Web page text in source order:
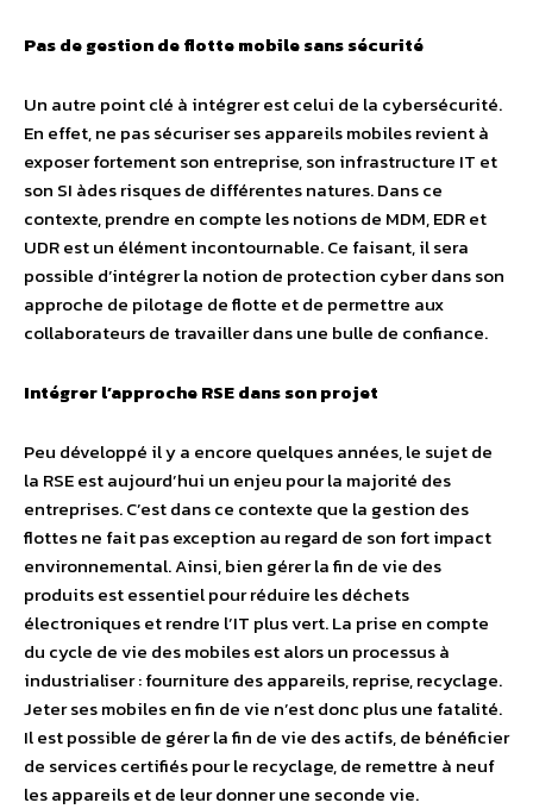
Pas de gestion de flotte mobile sans sécurité
Un autre point clé à intégrer est celui de la cybersécurité.
En effet, ne pas sécuriser ses appareils mobiles revient à
exposer fortement son entreprise, son infrastructure IT et
son SI àdes risques de différentes natures. Dans ce
contexte, prendre en compte les notions de MDM, EDR et
UDR est un élément incontournable. Ce faisant, il sera
possible d’intégrer la notion de protection cyber dans son
approche de pilotage de flotte et de permettre aux
collaborateurs de travailler dans une bulle de confiance.
Intégrer l’approche RSE dans son projet
Peu développé il y a encore quelques années, le sujet de
la RSE est aujourd’hui un enjeu pour la majorité des
entreprises. C’est dans ce contexte que la gestion des
flottes ne fait pas exception au regard de son fort impact
environnemental. Ainsi, bien gérer la fin de vie des
produits est essentiel pour réduire les déchets
électroniques et rendre l’IT plus vert. La prise en compte
du cycle de vie des mobiles est alors un processus à
industrialiser : fourniture des appareils, reprise, recyclage.
Jeter ses mobiles en fin de vie n’est donc plus une fatalité.
Il est possible de gérer la fin de vie des actifs, de bénéficier
de services certifiés pour le recyclage, de remettre à neuf
les appareils et de leur donner une seconde vie.